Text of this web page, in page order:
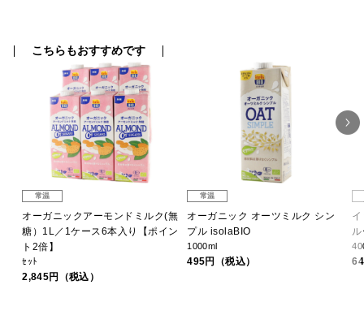
こちらもおすすめです
常温
オーガニックアーモンドミルク(無
糖）1L／1ケース6本入り【ポイン
ト2倍】
ｾｯﾄ
2,845円（税込）
常温
オーガニック オーツミルク シン
プル isolaBIO
1000ml
495円（税込）